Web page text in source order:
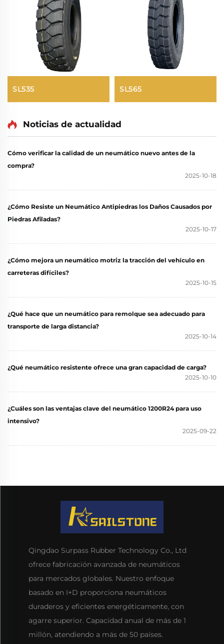
SL535 SL565
Noticias de actualidad
Cómo verificar la calidad de un neumático nuevo antes de la
compra?
2025-10-18
¿Cómo Resiste un Neumático Antipiedras los Daños Causados por
Piedras Afiladas?
2025-10-17
¿Cómo mejora un neumático motriz la tracción del vehículo en
carreteras difíciles?
2025-10-15
¿Qué hace que un neumático para remolque sea adecuado para
transporte de larga distancia?
2025-10-14
¿Qué neumático resistente ofrece una gran capacidad de carga?
2025-10-10
¿Cuáles son las ventajas clave del neumático 1200R24 para uso
intensivo?
2025-09-22
Qingdao Surpass Rubber Technology Co., Ltd
ofrece fabricación avanzada de neumáticos
para mercados globales. Nuestro enfoque
basado en I+D proporciona neumáticos
duraderos y eficientes energéticamente, con
agarre superior. Capacidad anual de más de 1
millón, atendiendo a más de 50 países.